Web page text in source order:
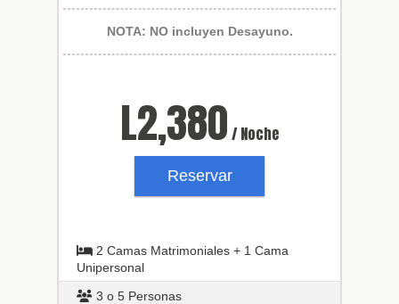
NOTA: NO incluyen Desayuno.
L2,380 / Noche
Reservar
2 Camas Matrimoniales + 1 Cama
Unipersonal
3 o 5 Personas